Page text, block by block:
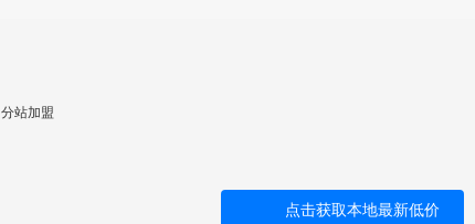
分站加盟
点击获取本地最新低价